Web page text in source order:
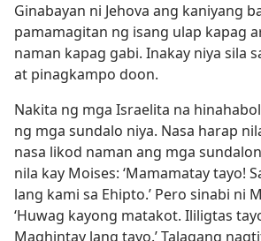
Ginabayan ni Jehova ang kaniyang
pamamagitan ng isang ulap kapag
naman kapag gabi. Inakay niya sila
at pinagkampo doon.
Nakita ng mga Israelita na
ng mga sundalo niya. Nasa harap
nasa likod naman ang mga
nila kay Moises: ‘Mamamatay tayo!
lang kami sa Ehipto.’ Pero sinabi ni
‘Huwag kayong matakot. Ililigtas
Maghintay lang tayo.’ Talagang